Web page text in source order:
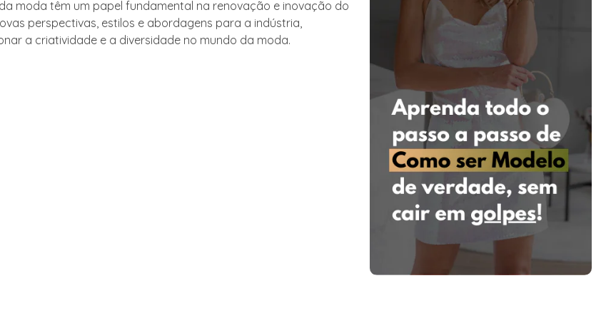
moda têm um papel fundamental na renovação e inovação do
perspectivas, estilos e abordagens para a indústria,
a criatividade e a diversidade no mundo da moda.